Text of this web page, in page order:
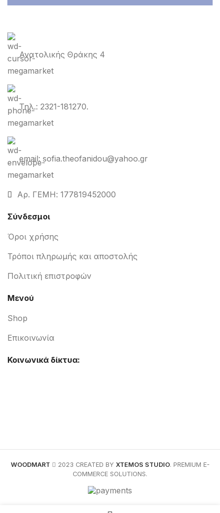
Ανατολικής Θράκης 4
Τηλ.: 2321-181270.
email: sofia.theofanidou@yahoo.gr
Αρ. ΓΕΜΗ: 177819452000
Σύνδεσμοι
Όροι χρήσης
Τρόποι πληρωμής και αποστολής
Πολιτική επιστροφών
Μενού
Shop
Επικοινωνία
Κοινωνικά δίκτυα:
WOODMART 2023 CREATED BY XTEMOS STUDIO. PREMIUM E-
COMMERCE SOLUTIONS.